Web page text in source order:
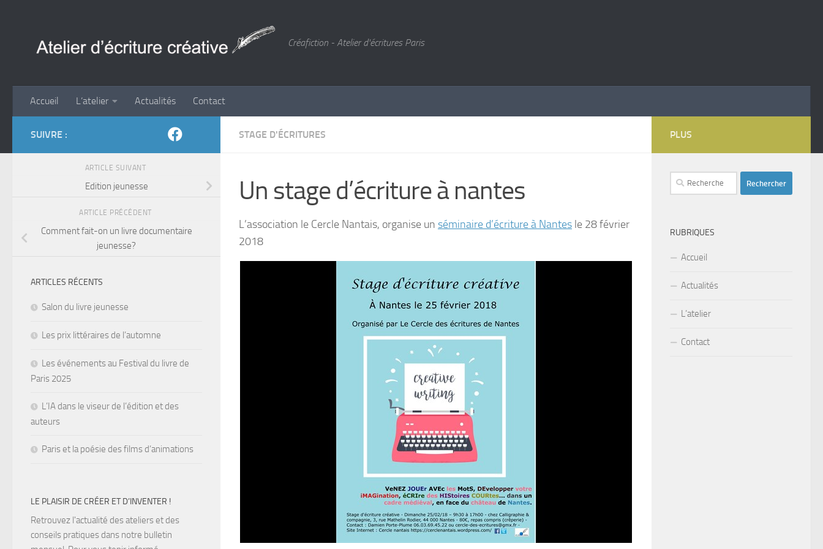
Créafiction - Atelier d'écritures Paris
Accueil L’atelier Actualités Contact
STAGE D'ÉCRITURES
Un stage d’écriture à nantes
L’association le Cercle Nantais, organise un séminaire d’écriture à Nantes le 28 février
2018
SUIVRE :
ARTICLE SUIVANT
Edition jeunesse
ARTICLE PRÉCÉDENT
Comment fait-on un livre documentaire
jeunesse?
ARTICLES RÉCENTS
Salon du livre jeunesse
Les prix littéraires de l’automne
Les événements au Festival du livre de
Paris 2025
L’IA dans le viseur de l’édition et des
auteurs
Paris et la poésie des films d’animations
LE PLAISIR DE CRÉER ET D’INVENTER !
Retrouvez l'actualité des ateliers et des
conseils pratiques dans notre bulletin
PLUS
Rechercher :
RUBRIQUES
Accueil
Actualités
L’atelier
Contact